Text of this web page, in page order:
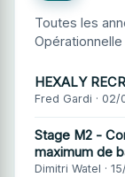
Toutes les
Opérationnelle
HEXALY
Fred Gardi ·
Stage M2 -
maximum de
Dimitri Watel ·